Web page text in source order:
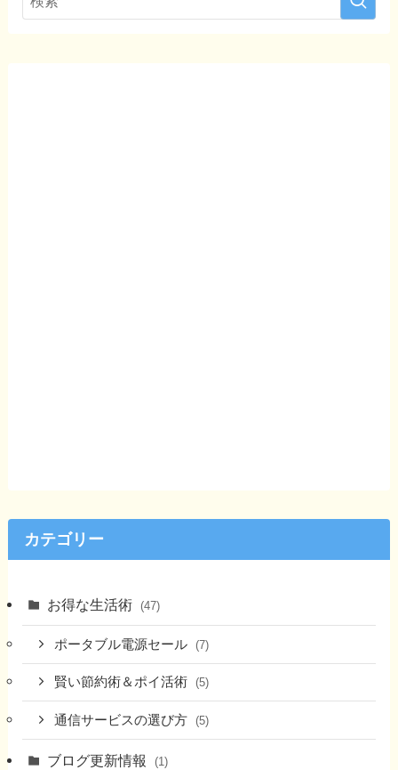
カテゴリー
お得な生活術 (47)
ポータブル電源セール (7)
賢い節約術＆ポイ活術 (5)
通信サービスの選び方 (5)
ブログ更新情報 (1)